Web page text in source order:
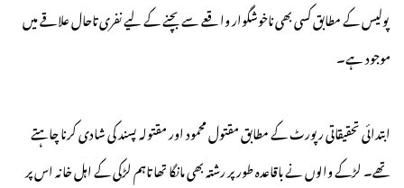
پولیس کے مطابق کسی بھی ناخوشگوار واقعے سے بچنے کے لیے نفری تاحال علاقے میں
موجود ہے۔
ابتدائی تحقیقاتی رپورٹ کے مطابق مقتول محمود اور مقتولہ پسند کی شادی کرنا چاہتے
تھے۔ لڑکے والوں نے باقاعدہ طور پر رشتہ بھی مانگا تھا تاہم لڑکی کے اہل خانہ اس پر